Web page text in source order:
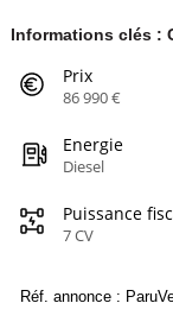
Informations clés :
Prix
86 990 €
Energie
Diesel
Puissance
7 CV
Réf. annonce :